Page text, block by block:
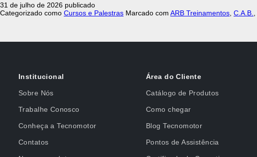
31 de julho de 2026 publicado
Categorizado como Cursos e Palestras Marcado com ARB Treinamentos C.A.B.
Institucional
Sobre Nós
Trabalhe Conosco
Conheça a Tecnomotor
Contatos
Área do Cliente
Catálogo de Produtos
Como chegar
Blog Tecnomotor
Pontos de Assistência